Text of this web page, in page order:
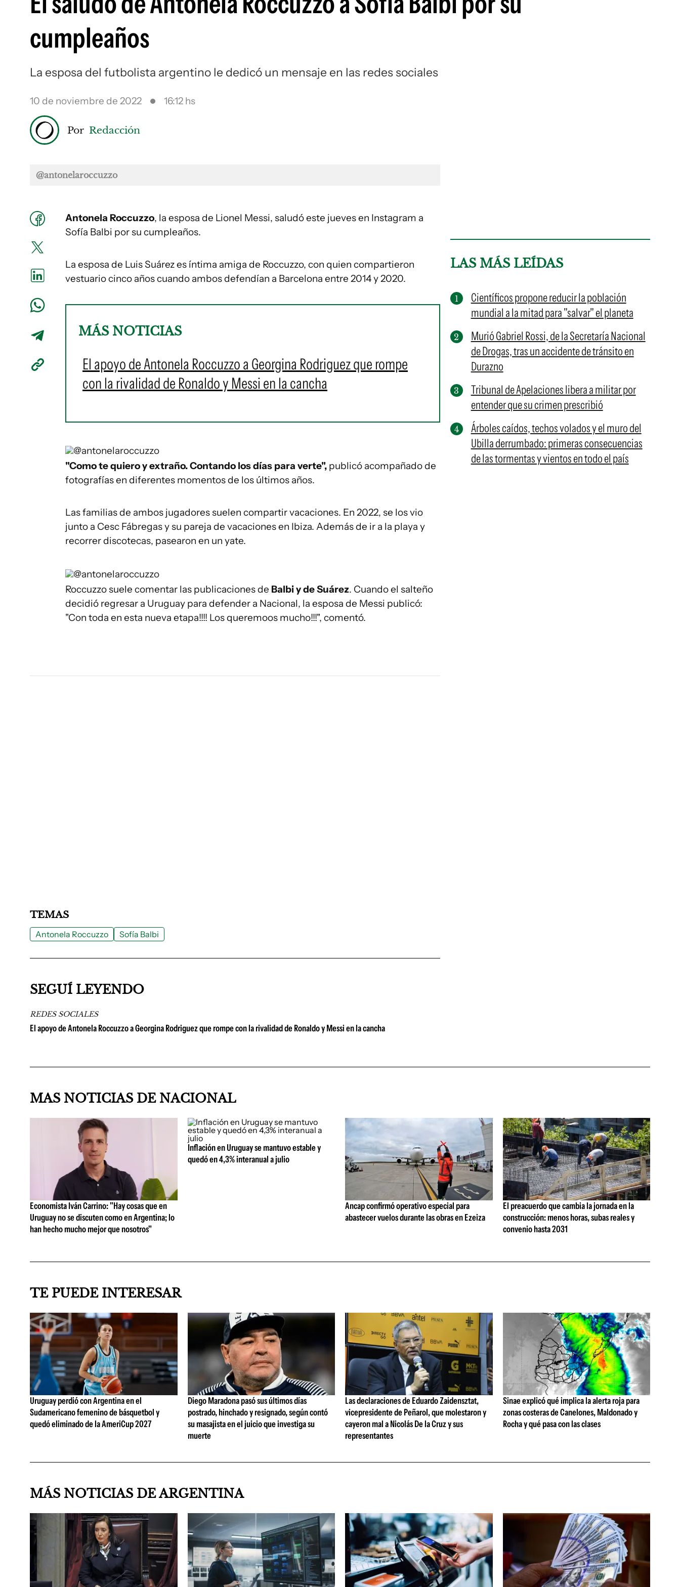
cumpleaños
La esposa del futbolista argentino le dedicó un mensaje en las redes sociales
10 de noviembre de 2022 16:12 hs
Por Redacción
@antonelaroccuzzo
Antonela Roccuzzo, la esposa de Lionel Messi, saludó este jueves en Instagram a
Sofía Balbi por su cumpleaños.
La esposa de Luis Suárez es íntima amiga de Roccuzzo, con quien compartieron
vestuario cinco años cuando ambos defendían a Barcelona entre 2014 y 2020.
MÁS NOTICIAS
El apoyo de Antonela Roccuzzo a Georgina Rodriguez que rompe
con la rivalidad de Ronaldo y Messi en la cancha
@antonelaroccuzzo
"Como te quiero y extraño. Contando los días para verte", publicó acompañado de
fotografías en diferentes momentos de los últimos años.
Las familias de ambos jugadores suelen compartir vacaciones. En 2022, se los vio
junto a Cesc Fábregas y su pareja de vacaciones en Ibiza. Además de ir a la playa y
recorrer discotecas, pasearon en un yate.
@antonelaroccuzzo
Roccuzzo suele comentar las publicaciones de Balbi y de Suárez. Cuando el salteño
decidió regresar a Uruguay para defender a Nacional, la esposa de Messi publicó:
"Con toda en esta nueva etapa!!!! Los queremoos mucho!!!", comentó.
LAS MÁS LEÍDAS
Científicos propone reducir la población
mundial a la mitad para "salvar" el planeta
Murió Gabriel Rossi, de la Secretaría Nacional
de Drogas, tras un accidente de tránsito en
Durazno
Tribunal de Apelaciones libera a militar por
entender que su crimen prescribió
Árboles caídos, techos volados y el muro del
Ubilla derrumbado: primeras consecuencias
de las tormentas y vientos en todo el país
TEMAS
Antonela Roccuzzo Sofía Balbi
SEGUÍ LEYENDO
REDES SOCIALES
El apoyo de Antonela Roccuzzo a Georgina Rodriguez que rompe con la rivalidad de Ronaldo y Messi en la cancha
MAS NOTICIAS DE NACIONAL
Economista Iván Carrino: "Hay cosas que en
Uruguay no se discuten como en Argentina; lo
han hecho mucho mejor que nosotros"
Inflación en Uruguay se mantuvo estable y
quedó en 4,3% interanual a julio
Ancap confirmó operativo especial para
abastecer vuelos durante las obras en Ezeiza
El preacuerdo que cambia la jornada en la
construcción: menos horas, subas reales y
convenio hasta 2031
TE PUEDE INTERESAR
Uruguay perdió con Argentina en el
Sudamericano femenino de básquetbol y
quedó eliminado de la AmeriCup 2027
Diego Maradona pasó sus últimos días
postrado, hinchado y resignado, según contó
su masajista en el juicio que investiga su
muerte
Las declaraciones de Eduardo Zaidensztat,
vicepresidente de Peñarol, que molestaron y
cayeron mal a Nicolás De la Cruz y sus
representantes
Sinae explicó qué implica la alerta roja para
zonas costeras de Canelones, Maldonado y
Rocha y qué pasa con las clases
MÁS NOTICIAS DE ARGENTINA